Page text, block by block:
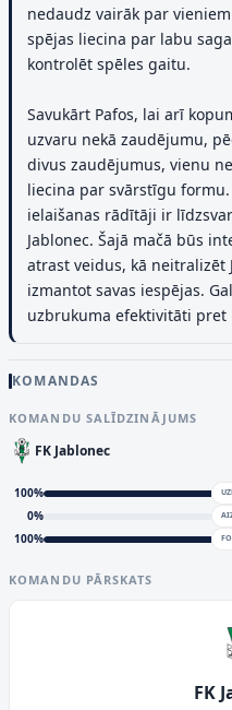
nedaudz vairāk par
spējas liecina par labu
kontrolēt spēles gaitu.
Savukārt Pafos, lai arī
uzvaru nekā zaudējumu,
divus zaudējumus, vienu
liecina par svārstīgu
ielaišanas rādītāji ir
Jablonec. Šajā mačā būs
atrast veidus, kā neitralizēt
izmantot savas iespējas.
uzbrukuma efektivitāti pret
KOMANDAS
KOMANDU SALĪDZINĀJUMS
FK Jablonec
100%
0%
100%
KOMANDU PĀRSKATS
FK